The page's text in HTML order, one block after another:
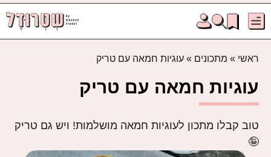
ראשי » מתכונים » עוגיות חמאה עם טריק
עוגיות חמאה עם טריק
טוב קבלו מתכון לעוגיות חמאה מושלמות! ויש גם טריק
🤪